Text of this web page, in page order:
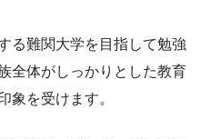
る難関大学を目指して勉強
全体がしっかりとした教育
象を受けます。